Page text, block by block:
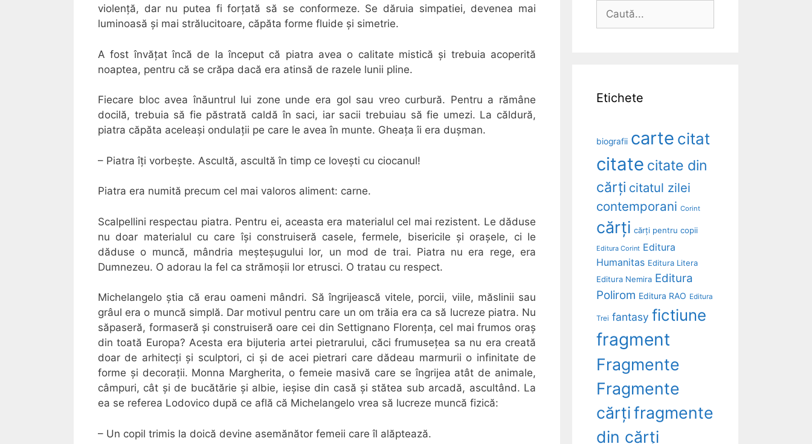
violență, dar nu putea fi forțată să se conformeze. Se dăruia simpatiei, devenea mai
luminoasă și mai strălucitoare, căpăta forme fluide și simetrie.
A fost învățat încă de la început că piatra avea o calitate mistică și trebuia acoperită
noaptea, pentru că se crăpa dacă era atinsă de razele lunii pline.
Fiecare bloc avea înăuntrul lui zone unde era gol sau vreo curbură. Pentru a rămâne
docilă, trebuia să fie păstrată caldă în saci, iar sacii trebuiau să fie umezi. La căldură,
piatra căpăta aceleași ondulații pe care le avea în munte. Gheața îi era dușman.
– Piatra îți vorbește. Ascultă, ascultă în timp ce lovești cu ciocanul!
Piatra era numită precum cel mai valoros aliment: carne.
Scalpellini respectau piatra. Pentru ei, aceasta era materialul cel mai rezistent. Le dăduse
nu doar materialul cu care își construiseră casele, fermele, bisericile și orașele, ci le
dăduse o muncă, mândria meșteșugului lor, un mod de trai. Piatra nu era rege, era
Dumnezeu. O adorau la fel ca strămoșii lor etrusci. O tratau cu respect.
Michelangelo știa că erau oameni mândri. Să îngrijească vitele, porcii, viile, măslinii sau
grâul era o muncă simplă. Dar motivul pentru care un om trăia era ca să lucreze piatra. Nu
săpaseră, formaseră și construiseră oare cei din Settignano Florența, cel mai frumos oraș
din toată Europa? Acesta era bijuteria artei pietrarului, căci frumusețea sa nu era creată
doar de arhitecți și sculptori, ci și de acei pietrari care dădeau marmurii o infinitate de
forme și decorații. Monna Margherita, o femeie masivă care se îngrijea atât de animale,
câmpuri, cât și de bucătărie și albie, ieșise din casă și stătea sub arcadă, ascultând. La
ea se referea Lodovico după ce află că Michelangelo vrea să lucreze muncă fizică:
– Un copil trimis la doică devine asemănător femeii care îl alăptează.
Caută
Etichete
biografii carte citat
citate citate din
cărți citatul zilei
contemporani Corint
cărți cărți pentru copii
Editura Corint Editura
Humanitas Editura Litera
Editura Nemira Editura
Polirom Editura RAO Editura
Trei fantasy fictiune
fragment
Fragmente
Fragmente
cărțifragmente
din cărți